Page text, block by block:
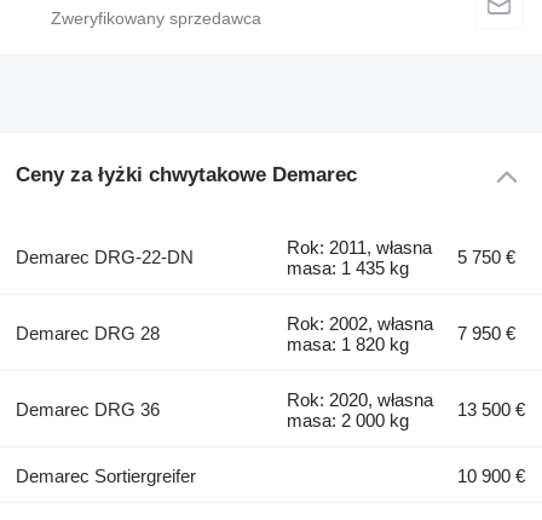
Ceny za łyżki chwytakowe Demarec
Demarec DRG-22-DN
Rok: 2011, własna
masa: 1 435 kg
5 750 €
Demarec DRG 28
Rok: 2002, własna
masa: 1 820 kg
7 950 €
Demarec DRG 36
Rok: 2020, własna
masa: 2 000 kg
13 500 €
Demarec Sortiergreifer 10 900 €